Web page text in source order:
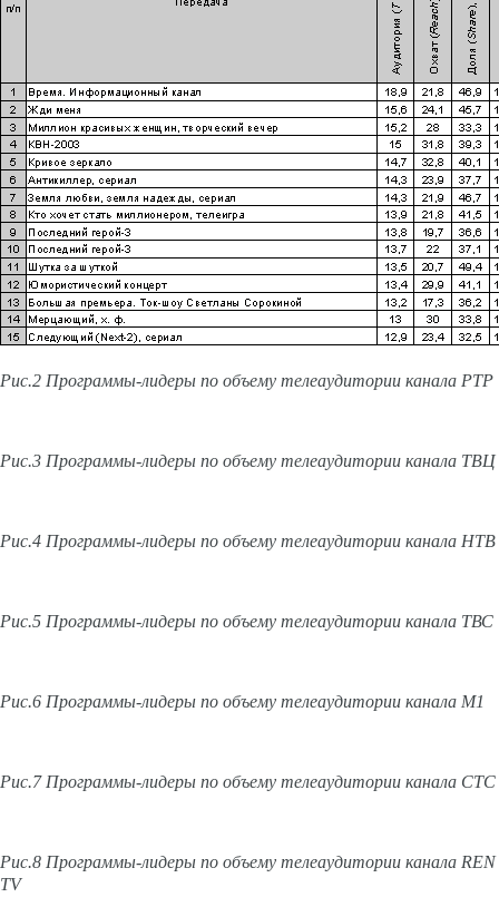
Рис.2 Программы-лидеры по объему телеаудитории канала РТР
Рис.3 Программы-лидеры по объему телеаудитории канала ТВЦ
Рис.4 Программы-лидеры по объему телеаудитории канала НТВ
Рис.5 Программы-лидеры по объему телеаудитории канала ТВС
Рис.6 Программы-лидеры по объему телеаудитории канала М1
Рис.7 Программы-лидеры по объему телеаудитории канала СТС
Рис.8 Программы-лидеры по объему телеаудитории канала REN
TV